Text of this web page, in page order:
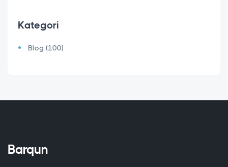
Kategori
Blog (100)
Barqun